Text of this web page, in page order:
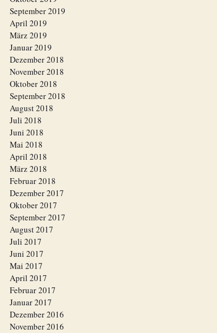
September 2019
April 2019
März 2019
Januar 2019
Dezember 2018
November 2018
Oktober 2018
September 2018
August 2018
Juli 2018
Juni 2018
Mai 2018
April 2018
März 2018
Februar 2018
Dezember 2017
Oktober 2017
September 2017
August 2017
Juli 2017
Juni 2017
Mai 2017
April 2017
Februar 2017
Januar 2017
Dezember 2016
November 2016